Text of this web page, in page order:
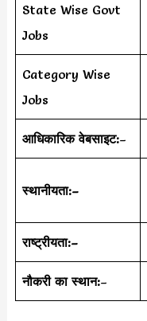
State Wise Govt
Jobs
Category Wise
Jobs
आधिकारिक वेबसाइट:–
स्थानीयता:–
राष्ट्रीयता:–
नौकरी का स्थान:–